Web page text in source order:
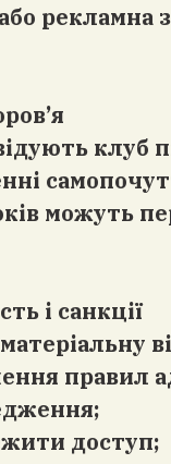
клуб
можуть
і санкції
правил
доступ;